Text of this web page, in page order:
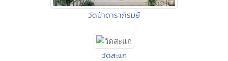
วัดป่าดาราภิรมย์
วัดสะแก